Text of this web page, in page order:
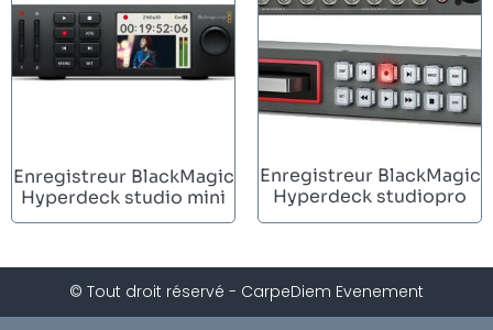
Enregistreur BlackMagic
Hyperdeck studio mini
Enregistreur BlackMagic
Hyperdeck studiopro
© Tout droit réservé - CarpeDiem Evenement